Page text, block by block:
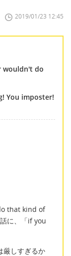
2019/01/23 12:45
wouldn't do
You imposter!
that kind of
に、「if you
厳しすぎるか